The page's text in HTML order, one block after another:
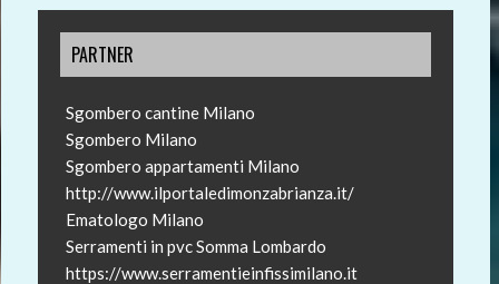
PARTNER
Sgombero cantine Milano
Sgombero Milano
Sgombero appartamenti Milano
http://www.ilportaledimonzabrianza.it/
Ematologo Milano
Serramenti in pvc Somma Lombardo
https://www.serramentieinfissimilano.it